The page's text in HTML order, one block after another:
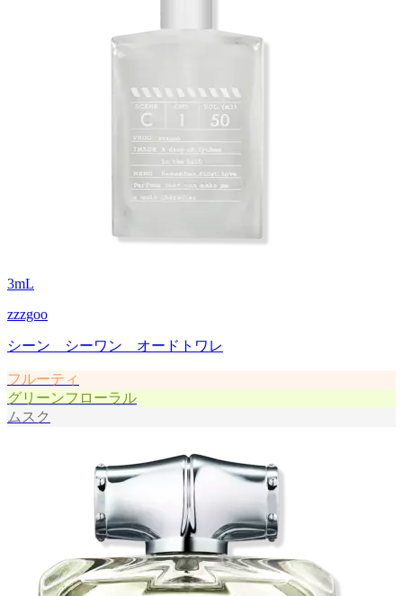
3mL
zzzgoo
シーン シーワン オードトワレ
フルーティ
グリーンフローラル
ムスク